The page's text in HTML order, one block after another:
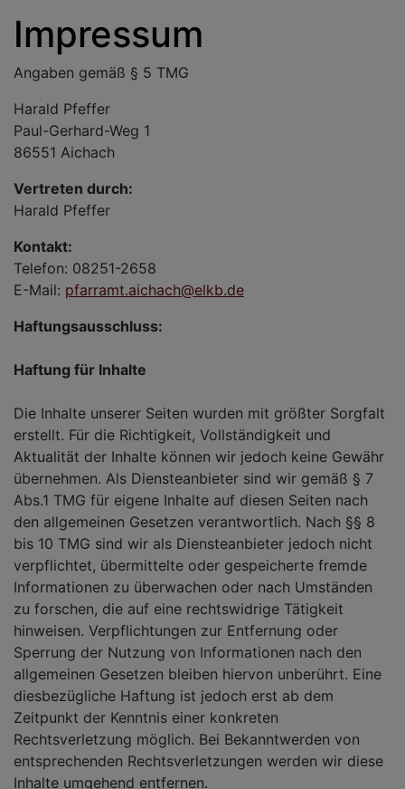
Impressum
Angaben gemäß § 5 TMG
Harald Pfeffer
Paul-Gerhard-Weg 1
86551 Aichach
Vertreten durch:
Harald Pfeffer
Kontakt:
Telefon: 08251-2658
E-Mail: pfarramt.aichach@elkb.de
Haftungsausschluss:
Haftung für Inhalte
Die Inhalte unserer Seiten wurden mit größter Sorgfalt
erstellt. Für die Richtigkeit, Vollständigkeit und
Aktualität der Inhalte können wir jedoch keine Gewähr
übernehmen. Als Diensteanbieter sind wir gemäß § 7
Abs.1 TMG für eigene Inhalte auf diesen Seiten nach
den allgemeinen Gesetzen verantwortlich. Nach §§ 8
bis 10 TMG sind wir als Diensteanbieter jedoch nicht
verpflichtet, übermittelte oder gespeicherte fremde
Informationen zu überwachen oder nach Umständen
zu forschen, die auf eine rechtswidrige Tätigkeit
hinweisen. Verpflichtungen zur Entfernung oder
Sperrung der Nutzung von Informationen nach den
allgemeinen Gesetzen bleiben hiervon unberührt. Eine
diesbezügliche Haftung ist jedoch erst ab dem
Zeitpunkt der Kenntnis einer konkreten
Rechtsverletzung möglich. Bei Bekanntwerden von
entsprechenden Rechtsverletzungen werden wir diese
Inhalte umgehend entfernen.